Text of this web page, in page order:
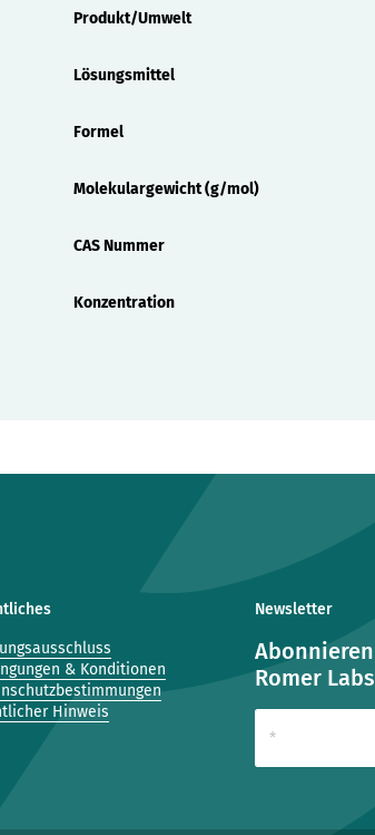
Produkt/Umwelt
Lösungsmittel
Formel
Molekulargewicht (g/mol)
CAS Nummer
Konzentration
& Konditionen
Hinweis
Newsletter
Romer